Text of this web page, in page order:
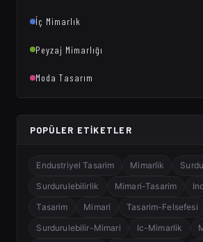
İç Mimarlık
Peyzaj Mimarlığı
Moda Tasarım
POPÜLER ETIKETLER
Endustriyel Tasarim Mimarlik
Surdurulebilirlik
Mimari-Tasarim
Tasarim
Mimari Tasarim-Felsefesi
Surdurulebilir-Mimari
Ic-Mimarlik